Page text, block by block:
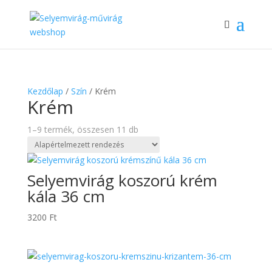
Kezdőlap / Szín / Krém
Krém
1–9 termék, összesen 11 db
Selyemvirág koszorú krém
kála 36 cm
3200 Ft